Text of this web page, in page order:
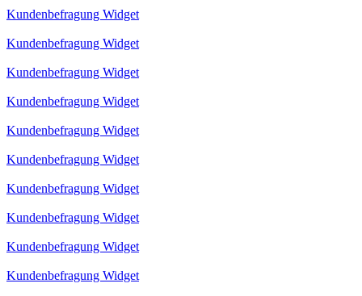
Kundenbefragung Widget
Kundenbefragung Widget
Kundenbefragung Widget
Kundenbefragung Widget
Kundenbefragung Widget
Kundenbefragung Widget
Kundenbefragung Widget
Kundenbefragung Widget
Kundenbefragung Widget
Kundenbefragung Widget